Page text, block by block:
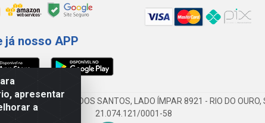
apresentar
a
já nosso APP
AV DA ABDIAS JOSÉ DOS SANTOS, LADO ÍMPAR 8921 - RIO DO
21.074.121/0001-58